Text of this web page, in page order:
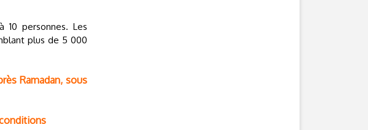
personnes. Les
plus de 5 000
Ramadan, sous